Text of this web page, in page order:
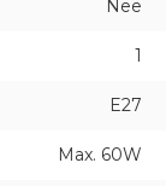
Nee
1
E27
Max. 60W